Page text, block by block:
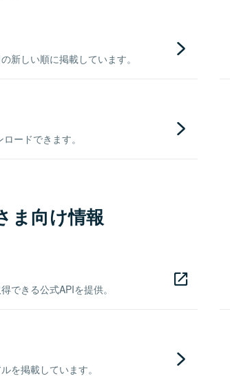
新しい順に掲載しています。
ードできます。
ま向け情報
できる公式APIを提供。
を掲載しています。